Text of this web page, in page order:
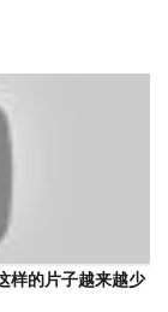
样的片子越来越少